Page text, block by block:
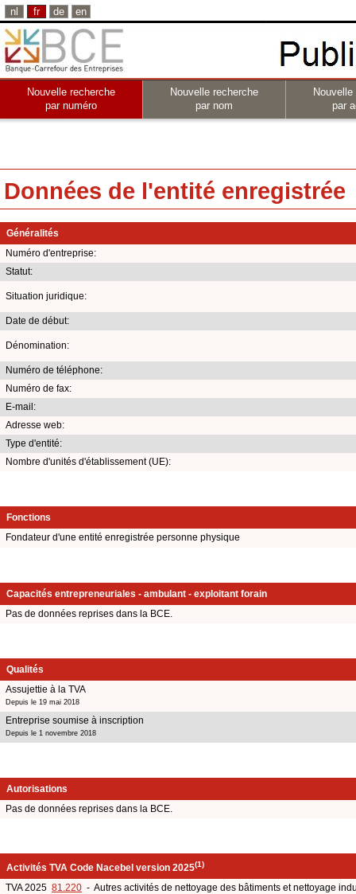
nl fr de en
Nouvelle recherche
par numéro
Nouvelle recherche
par nom
par
Données de l'entité enregistrée
Généralités
Numéro d'entreprise:
Statut:
Situation juridique:
Date de début:
Dénomination:
Numéro de téléphone:
Numéro de fax:
E-mail:
Adresse web:
Type d'entité:
Nombre d'unités d'établissement (UE):
Fonctions
Fondateur d'une entité enregistrée personne physique
Capacités entrepreneuriales - ambulant - exploitant forain
Pas de données reprises dans la BCE.
Qualités
Assujettie à la TVA
Depuis le 19 mai 2018
Entreprise soumise à inscription
Depuis le 1 novembre 2018
Autorisations
Pas de données reprises dans la BCE.
Activités TVA Code Nacebel version 2025(1)
TVA 2025 81.220 - Autres activités de nettoyage des bâtiments et nettoyage